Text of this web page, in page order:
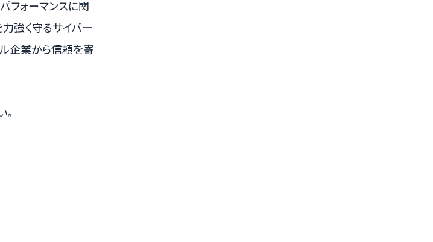
フォーマンスに関
強く守るサイバー
ル企業から信頼を寄